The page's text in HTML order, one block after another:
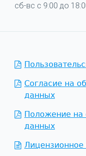
сб-вс с 9:00 до
Согласие на
данных
Положение на
данных